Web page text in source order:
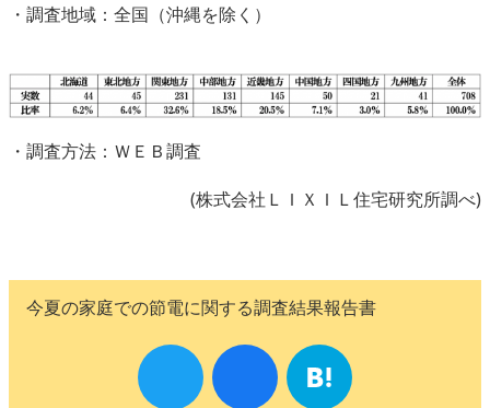
・調査地域：全国（沖縄を除く）
・調査方法：ＷＥＢ調査
(株式会社ＬＩＸＩＬ住宅研究所調べ)
今夏の家庭での節電に関する調査結果報告書